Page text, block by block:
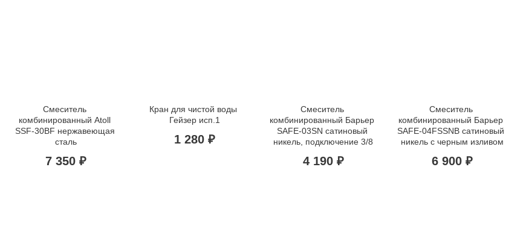
Смеситель
комбинированный Atoll
SSF-30BF нержавеющая
сталь
7 350 ₽
Кран для чистой воды
Гейзер исп.1
1 280 ₽
Смеситель
комбинированный Барьер
SAFE-03SN сатиновый
никель, подключение 3/8
4 190 ₽
Смеситель
комбинированный Барьер
SAFE-04FSSNB сатиновый
никель с черным изливом
6 900 ₽